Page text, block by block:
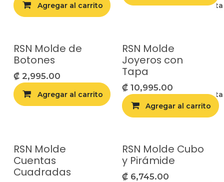
Agregar al carrito Agregar a la
RSN Molde de
Botones
₡ 2,995.00
Agregar al carrito Agregar a la
RSN Molde
Joyeros con
Tapa
₡ 10,995.00
Agregar al carrito
RSN Molde
Cuentas
Cuadradas
RSN Molde Cubo
y Pirámide
₡ 6,745.00